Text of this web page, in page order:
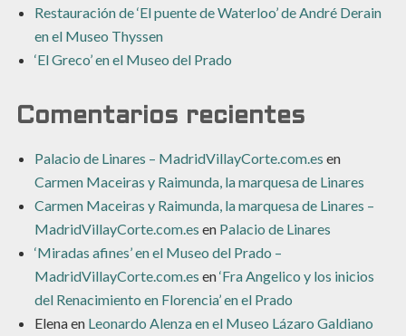
Restauración de ‘El puente de Waterloo’ de André Derain
en el Museo Thyssen
‘El Greco’ en el Museo del Prado
Comentarios recientes
Palacio de Linares – MadridVillayCorte.com.es en
Carmen Maceiras y Raimunda, la marquesa de Linares
Carmen Maceiras y Raimunda, la marquesa de Linares –
MadridVillayCorte.com.es en Palacio de Linares
‘Miradas afines’ en el Museo del Prado –
MadridVillayCorte.com.es en‘Fra Angelico y los inicios
del Renacimiento en Florencia’ en el Prado
Elenaen Leonardo Alenza en el Museo Lázaro Galdiano